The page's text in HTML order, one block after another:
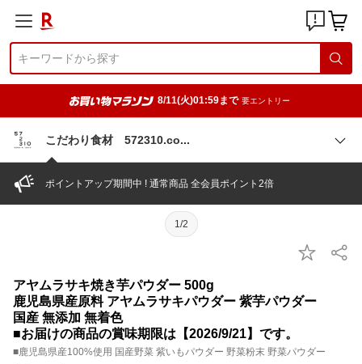
8/11(火)01:59まで 要エントリー
こだわり食材 572310.co
ポイントアップ期間中 ! 通常商品 全会員ポイント2倍
1/2
アヤムラサキ焼き芋パウダー 500g
鹿児島県産原料 アヤムラサキパウダー 紫芋パウダー
国産 無添加 無着色
■お届けの商品の賞味期限は【2026/9/21】です。
■鹿児島県産100%使用 国産野菜 紫いもパウダー 野菜粉末 野菜パウダー